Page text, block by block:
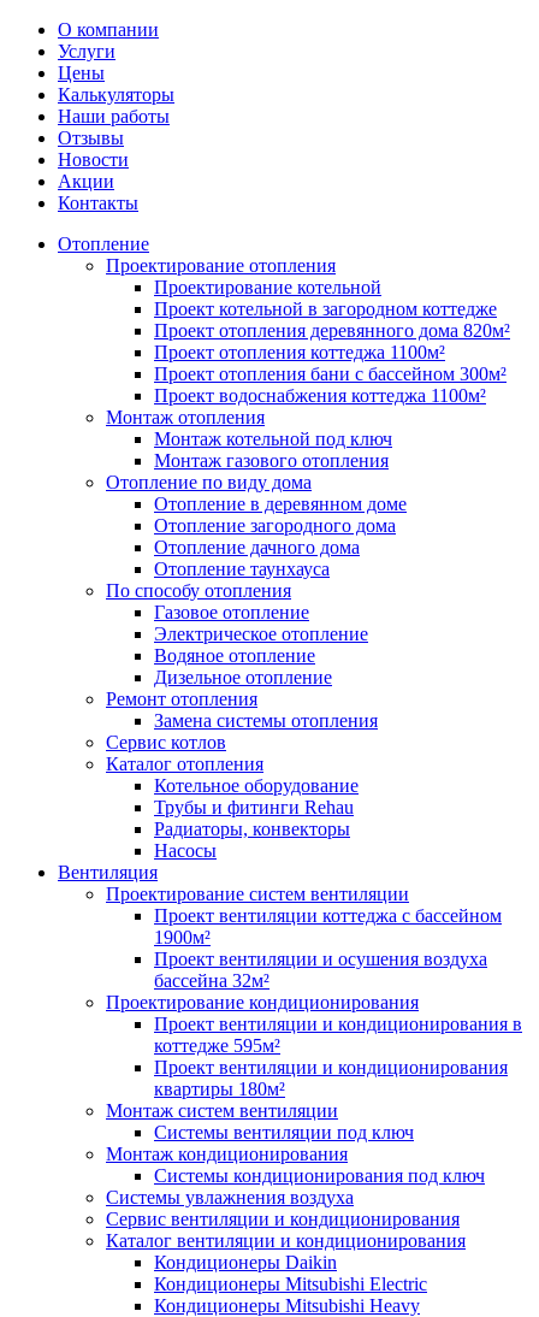
О компании
Услуги
Цены
Калькуляторы
Наши работы
Отзывы
Новости
Акции
Контакты
Отопление
Проектирование отопления
Проектирование котельной
Проект котельной в загородном коттедже
Проект отопления деревянного дома 820м²
Проект отопления коттеджа 1100м²
Проект отопления бани с бассейном 300м²
Проект водоснабжения коттеджа 1100м²
Монтаж отопления
Монтаж котельной под ключ
Монтаж газового отопления
Отопление по виду дома
Отопление в деревянном доме
Отопление загородного дома
Отопление дачного дома
Отопление таунхауса
По способу отопления
Газовое отопление
Электрическое отопление
Водяное отопление
Дизельное отопление
Ремонт отопления
Замена системы отопления
Сервис котлов
Каталог отопления
Котельное оборудование
Трубы и фитинги Rehau
Радиаторы, конвекторы
Насосы
Вентиляция
Проектирование систем вентиляции
Проект вентиляции коттеджа с бассейном
1900м²
Проект вентиляции и осушения воздуха
бассейна 32м²
Проектирование кондиционирования
Проект вентиляции и кондиционирования в
коттедже 595м²
Проект вентиляции и кондиционирования
квартиры 180м²
Монтаж систем вентиляции
Системы вентиляции под ключ
Монтаж кондиционирования
Системы кондиционирования под ключ
Системы увлажнения воздуха
Сервис вентиляции и кондиционирования
Каталог вентиляции и кондиционирования
Кондиционеры Daikin
Кондиционеры Mitsubishi Electric
Кондиционеры Mitsubishi Heavy